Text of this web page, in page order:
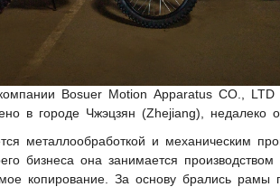
Bosuer Motion Apparatus CO.,
в городе Чжэцзян (Zhejiang), недалеко
металлообработкой и механическим
бизнеса она занимается
копирование. За основу брались рамы